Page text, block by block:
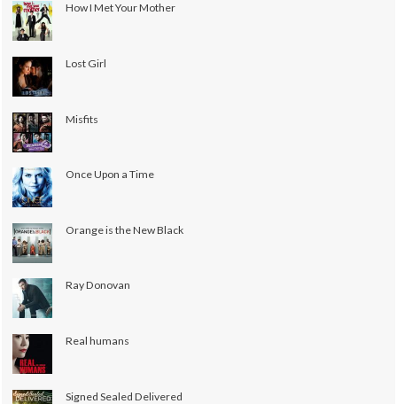
How I Met Your Mother
Lost Girl
Misfits
Once Upon a Time
Orange is the New Black
Ray Donovan
Real humans
Signed Sealed Delivered